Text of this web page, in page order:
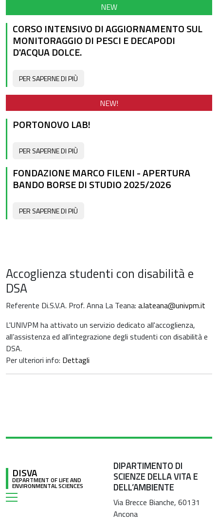
NEW
CORSO INTENSIVO DI AGGIORNAMENTO SUL
MONITORAGGIO DI PESCI E DECAPODI
D'ACQUA DOLCE.
PER SAPERNE DI PIÙ
NEW!
PORTONOVO LAB!
PER SAPERNE DI PIÙ
FONDAZIONE MARCO FILENI - APERTURA
BANDO BORSE DI STUDIO 2025/2026
PER SAPERNE DI PIÙ
Accoglienza studenti con disabilità e
DSA
Referente Di.S.V.A. Prof. Anna La Teana: a.lateana@univpm.it
L'UNIVPM ha attivato un servizio dedicato all'accoglienza,
all’assistenza ed all’integrazione degli studenti con disabilità e
DSA.
Per ulteriori info: Dettagli
DISVA
DEPARTMENT OF LIFE AND
ENVIRONMENTAL SCIENCES
DIPARTIMENTO DI
SCIENZE DELLA VITA E
DELL’AMBIENTE
Via Brecce Bianche, 60131
Ancona